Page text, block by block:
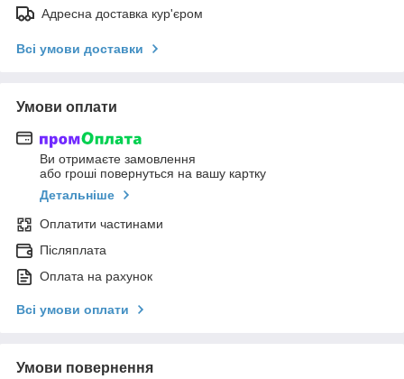
Адресна доставка кур'єром
Всі умови доставки
Умови оплати
Ви отримаєте замовлення
або гроші повернуться на вашу картку
Детальніше
Оплатити частинами
Післяплата
Оплата на рахунок
Всі умови оплати
Умови повернення